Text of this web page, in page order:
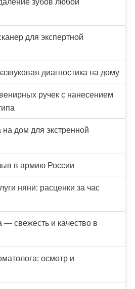
зубов любой
для экспертной
диагностика на дому
ручек с нанесением
на дом для экстренной
в армию России
няни: расценки за час
— свежесть и качество в
осмотр и